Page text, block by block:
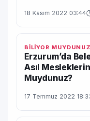
18 Kasım 2022 03:44
BİLİYOR
Erzurum’da
Asıl
Muydunuz?
17 Temmuz 2022